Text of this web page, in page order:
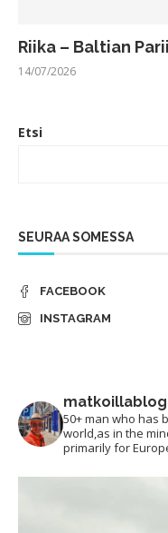
Riika – Baltian
14/07/2026
Etsi
SEURAA SOMESSA
FACEBOOK
INSTAGRAM
50+ man who has
world,as in the
primarily for